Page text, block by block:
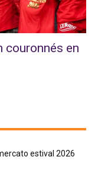
couronnés en
estival 2026